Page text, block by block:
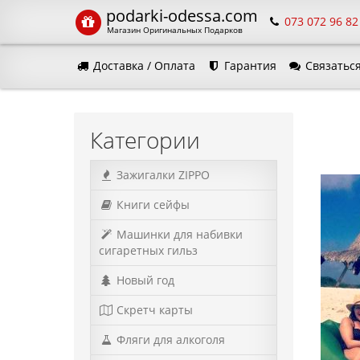
podarki-odessa.com
Магазин Оригинальных Подарков
073 072 96 82
Доставка / Оплата Гарантия
Категории
Зажигалки ZIPPO
Книги сейфы
Машинки для набивки
сигаретных гильз
Новый год
Скретч карты
Фляги для алкоголя